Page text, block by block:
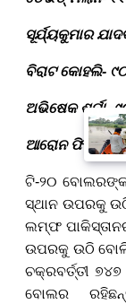
ସୂର୍ଯ୍ୟକୁମାର
ବିରାଟ କୋହଲି-
ଅଭିଷେକ ଶର୍ମା-
ଆରୋନ ଫିଞ୍ଚ-
ଟି-୨୦ ବୋଲରଙ୍କ
ସ୍ଥାନ ଉପରକୁ
ଲମ୍ଫ
ଉପରକୁ ଉଠି
ଚକ୍ରବର୍ତ୍ତୀ ୭୪୭
ବୋଲର